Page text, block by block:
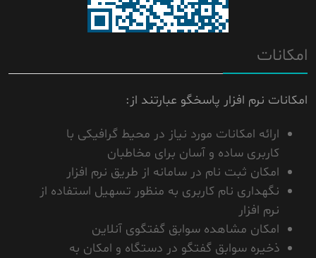
امکانات
امکانات نرم افزار پاسخگو عبارتند از:
ارائه امکانات مورد نیاز در محیط گرافیکی با
کاربری ساده و آسان برای مخاطبان
امکان ثبت نام در سامانه از طریق نرم افزار
نگهداری نام کاربری به منظور تسهیل استفاده از
نرم افزار
امکان مشاهده سوابق گفتگوی آنلاین
ذخیره سوابق گفتگو در دستگاه و امکان به